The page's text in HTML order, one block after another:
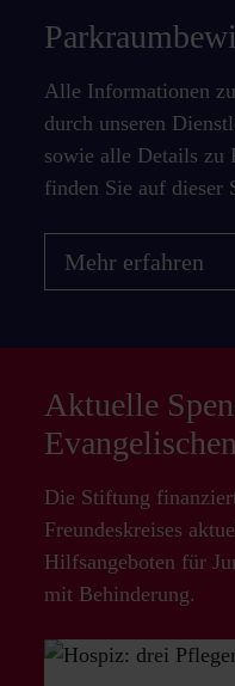
Alle Informationen
durch unseren
sowie alle Details zu
finden Sie auf dieser
Mehr erfahren
Aktuelle
Die Stiftung
Freundeskreises
Hilfsangeboten für
mit Behinderung.